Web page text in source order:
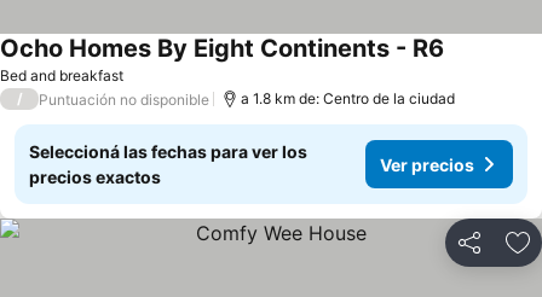
Bed and breakfast
Ocho Homes By Eight Continents - R6
/ Puntuación no disponible a 1.8 km de: Centro de la ciudad
Seleccioná las fechas para ver los
precios exactos
Ver precios
Compartir